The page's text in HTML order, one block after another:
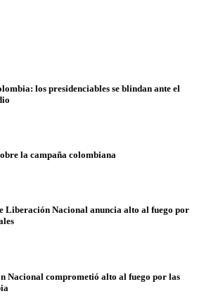
los presidenciables se blindan ante el
la campaña colombiana
Liberación Nacional anuncia alto al fuego por
Nacional comprometió alto al fuego por las